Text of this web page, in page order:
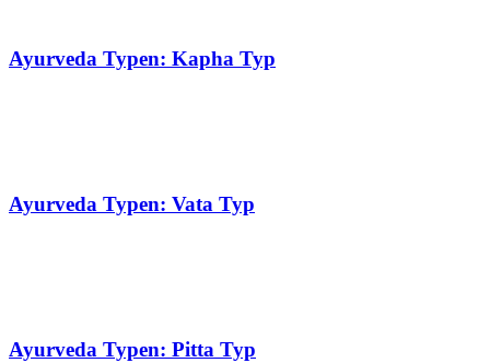
Ayurveda Typen: Kapha Typ
Ayurveda Typen: Vata Typ
Ayurveda Typen: Pitta Typ